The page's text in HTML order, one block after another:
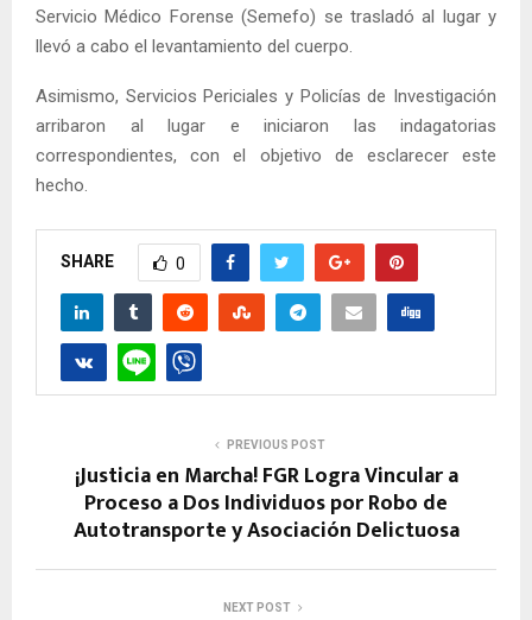
Servicio Médico Forense (Semefo) se trasladó al lugar y
llevó a cabo el levantamiento del cuerpo.
Asimismo, Servicios Periciales y Policías de Investigación
arribaron al lugar e iniciaron las indagatorias
correspondientes, con el objetivo de esclarecer este
hecho.
SHARE 0
PREVIOUS POST
¡Justicia en Marcha! FGR Logra Vincular a
Proceso a Dos Individuos por Robo de
Autotransporte y Asociación Delictuosa
NEXT POST